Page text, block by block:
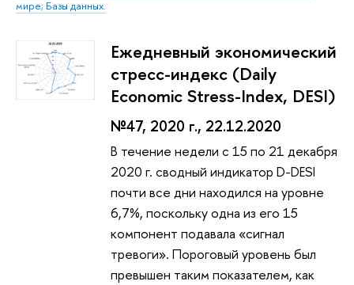
мире; Базы данных.
Ежедневный экономический
стресс-индекс (Daily
Economic Stress-Index, DESI)
№47, 2020 г., 22.12.2020
В течение недели с 15 по 21 декабря
2020 г. сводный индикатор D-DESI
почти все дни находился на уровне
6,7%, поскольку одна из его 15
компонент подавала «сигнал
тревоги». Пороговый уровень был
превышен таким показателем, как